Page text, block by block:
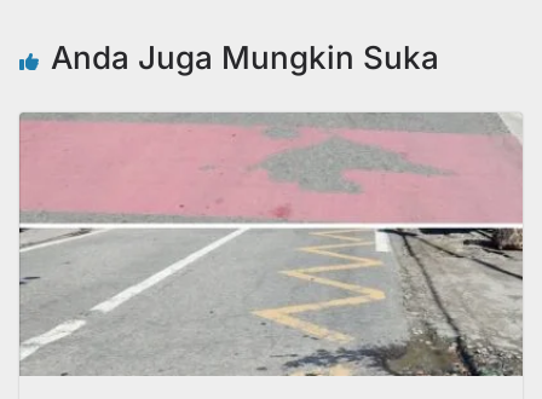
Anda Juga Mungkin Suka